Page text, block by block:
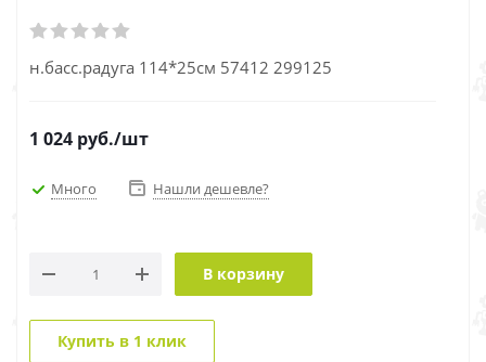
н.басс.радуга 114*25см 57412 299125
1 024 руб./шт
Много Нашли дешевле?
В корзину
Купить в 1 клик